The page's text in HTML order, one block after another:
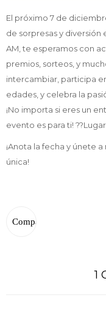
El próximo 7 de
de sorpresas y diversión
AM, te esperamos con
premios, sorteos, y
intercambiar, participa
edades, y celebra la
¡No importa si eres un
evento es para ti!
¡Anota la fecha y únete
única!
1